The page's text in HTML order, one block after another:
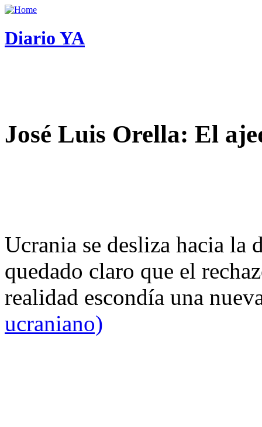
Diario YA
José Luis Orella: El
Ucrania se desliza hacia
quedado claro que el
realidad escondía una
ucraniano)